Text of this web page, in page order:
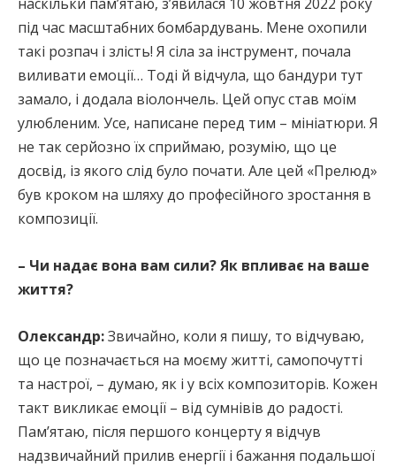
наскільки пам’ятаю, з’явилася 10 жовтня 2022 року
під час масштабних бомбардувань. Мене охопили
такі розпач і злість! Я сіла за інструмент, почала
виливати емоції… Тоді й відчула, що бандури тут
замало, і додала віолончель. Цей опус став моїм
улюбленим. Усе, написане перед тим – мініатюри. Я
не так серйозно їх сприймаю, розумію, що це
досвід, із якого слід було почати. Але цей «Прелюд»
був кроком на шляху до професійного зростання в
композиції.
– Чи надає вона вам сили? Як впливає на ваше
життя?
Олександр:Звичайно, коли я пишу, то відчуваю,
що це позначається на моєму житті, самопочутті
та настрої, – думаю, як і у всіх композиторів. Кожен
такт викликає емоції – від сумнівів до радості.
Пам’ятаю, після першого концерту я відчув
надзвичайний прилив енергії і бажання подальшої